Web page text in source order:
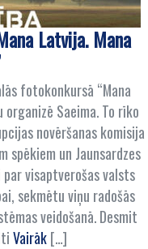
Latvija. Mana
fotokonkursā “Mana
Saeima. To rīko
novēršanas komisija
spēkiem un Jaunsardzes
visaptverošas valsts
sekmētu viņu radošās
veidošanā. Desmit
Vairāk[…]